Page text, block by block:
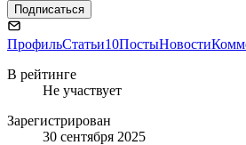
Подписаться
ПрофильСтатьи10ПостыНовости
В рейтинге
Не участвует
Зарегистрирован
30 сентября 2025